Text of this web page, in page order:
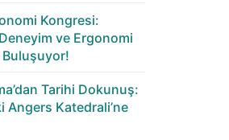
Kongresi:
ve Ergonomi
Buluşuyor!
Tarihi Dokunuş:
Angers Katedrali’ne